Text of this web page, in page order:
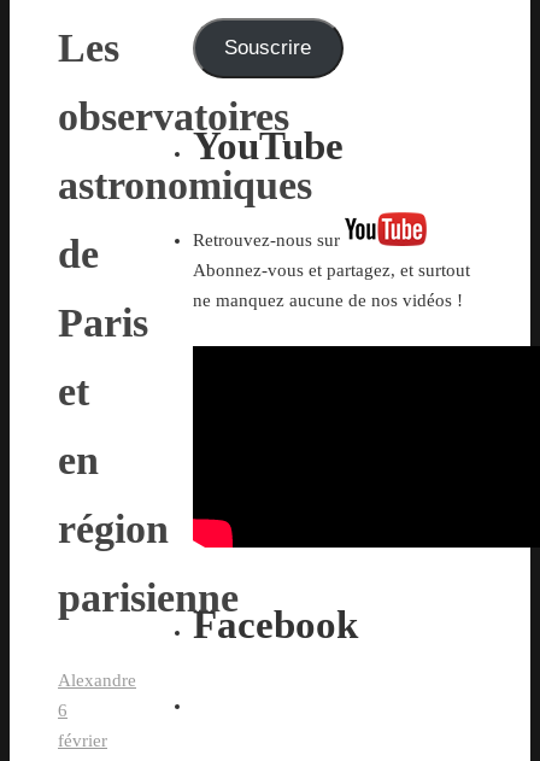
Les
observatoires
astronomiques
de
Paris
et
en
région
parisienne
Alexandre
6
février
mail Souscrire
YouTube
Retrouvez-nous sur
Abonnez-vous et partagez, et surtout
ne manquez aucune de nos vidéos !
Facebook